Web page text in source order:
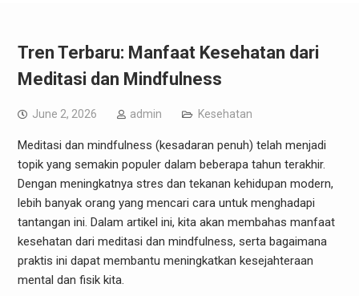
Tren Terbaru: Manfaat Kesehatan dari
Meditasi dan Mindfulness
June 2, 2026 admin Kesehatan
Meditasi dan mindfulness (kesadaran penuh) telah menjadi
topik yang semakin populer dalam beberapa tahun terakhir.
Dengan meningkatnya stres dan tekanan kehidupan modern,
lebih banyak orang yang mencari cara untuk menghadapi
tantangan ini. Dalam artikel ini, kita akan membahas manfaat
kesehatan dari meditasi dan mindfulness, serta bagaimana
praktis ini dapat membantu meningkatkan kesejahteraan
mental dan fisik kita.